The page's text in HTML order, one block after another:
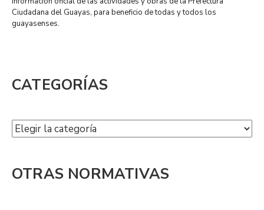
Ciudadana del Guayas, para beneficio de todas y todos los
guayasenses.
CATEGORÍAS
OTRAS NORMATIVAS